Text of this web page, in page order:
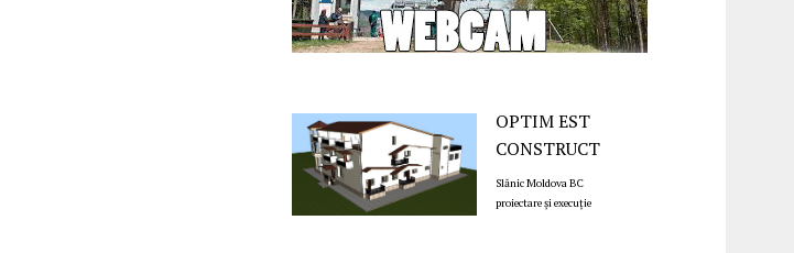
OPTIM EST
CONSTRUCT
Slănic Moldova BC
proiectare și execuție